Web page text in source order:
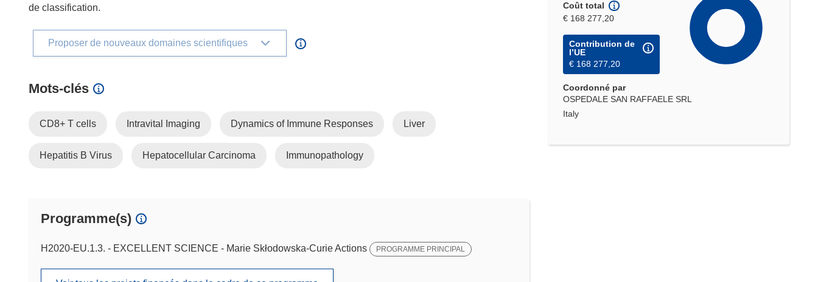
Coût total
€ 168 277,20
Contribution de
l’UE
€ 168 277,20
Coordonné par
OSPEDALE SAN RAFFAELE SRL
Italy
de classification.
Proposer de nouveaux domaines scientifiques
Mots‑clés
CD8+ T cells Intravital Imaging Dynamics of Immune Responses Liver
Hepatitis B Virus Hepatocellular Carcinoma Immunopathology
Programme(s)
H2020-EU.1.3. - EXCELLENT SCIENCE - Marie Skłodowska-Curie Actions PROGRAMME PRINCIPAL